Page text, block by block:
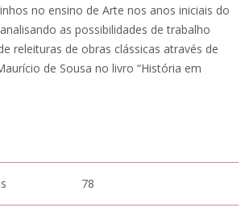
no ensino de Arte nos anos iniciais do
as possibilidades de trabalho
releituras de obras clássicas através de
de Sousa no livro “História em
78